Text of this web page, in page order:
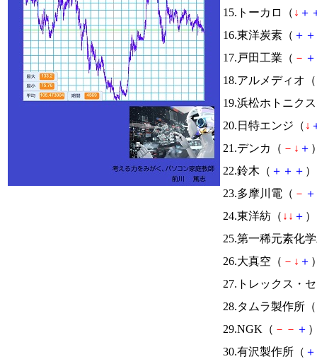
15.トーカロ（ ↓ ＋
16.東洋炭素（ ＋ ＋
17.戸田工業（ － ＋
18.アルメディオ（
19.浜松ホトニク
20.日特エンジ（ ↓
21.デンカ（ － ↓ ＋
22.鈴木（ ＋ ＋ ＋
23.多摩川電（ － ＋
24.東洋紡（ ↓ ↓ ＋
25.第一稀元素化
26.大真空（ － ↓ ＋
27.トレックス・
28.タムラ製作所（
29.NGK（ － － ＋
30.有沢製作所（ ＋